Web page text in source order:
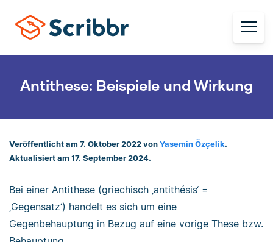
Antithese: Beispiele und Wirkung
Veröffentlicht am 7. Oktober 2022 von Yasemin Özçelik.
Aktualisiert am 17. September 2024.
Bei einer Antithese (griechisch ‚antithésis‘ =
‚Gegensatz‘) handelt es sich um eine
Gegenbehauptung in Bezug auf eine vorige These bzw.